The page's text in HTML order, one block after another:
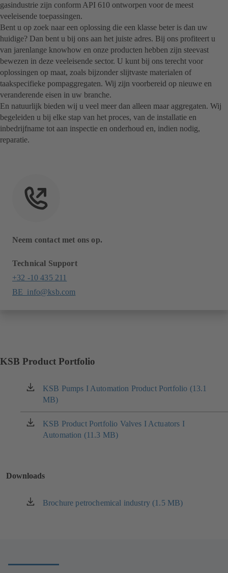
gasindustrie zijn conform API 610 ontworpen voor de meest
veeleisende toepassingen.
Bent u op zoek naar een oplossing die een klasse beter is dan uw
huidige? Dan bent u bij ons aan het juiste adres. Bij ons profiteert u
van jarenlange knowhow en onze producten hebben zijn steevast
bewezen in deze veeleisende sector. U kunt bij ons terecht voor
oplossingen op maat, zoals bijzonder slijtvaste materialen of
taakspecifieke pompaggregaten. Wij zijn voorbereid op nieuwe en
veranderende eisen in uw branche.
En natuurlijk bieden wij u veel meer dan alleen maar aggregaten. Wij
begeleiden u bij elke stap van het proces, van de installatie en
inbedrijfname tot aan inspectie en onderhoud en, indien nodig,
reparatie.
Neem contact met ons op.
Technical Support
+32 -10 435 211
BE_info@ksb.com
KSB Product Portfolio
KSB Pumps I Automation Product Portfolio (13.1
MB)
(opent
in
een
nieuw
tabblad)
KSB Product Portfolio Valves I Actuators I
Automation (11.3 MB)
(opent
in
Downloads
Brochure petrochemical industry (1.5 MB)
(opent